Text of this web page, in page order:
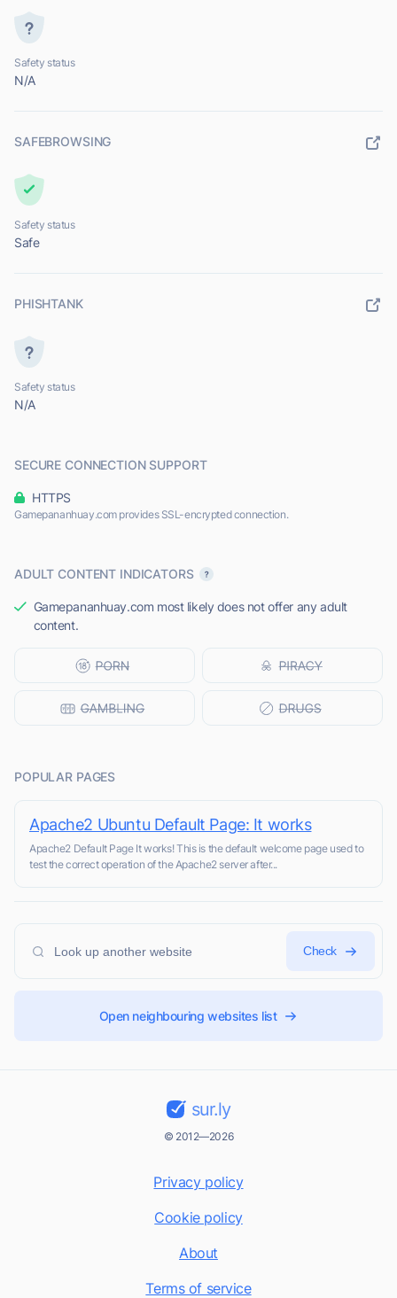
Safety status
N/A
SAFEBROWSING
Safety status
Safe
PHISHTANK
Safety status
N/A
SECURE CONNECTION SUPPORT
HTTPS
Gamepananhuay.com provides SSL-encrypted connection.
ADULT CONTENT INDICATORS
Gamepananhuay.com most likely does not offer any adult
content.
POPULAR PAGES
Apache2 Ubuntu Default Page: It works
Apache2 Default Page It works! This is the default welcome page used to
test the correct operation of the Apache2 server after...
Check
Open neighbouring websites list
sur.ly
© 2012—2026
Privacy policy
Cookie policy
About
Terms of service